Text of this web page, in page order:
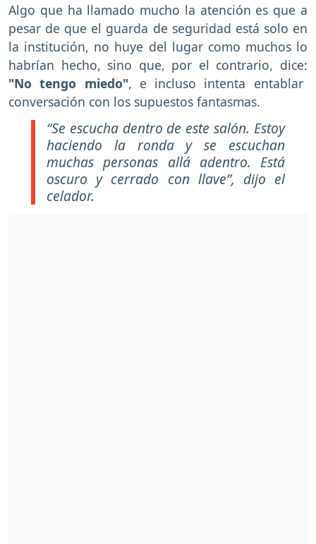
Algo que ha llamado mucho la atención es que a
pesar de que el guarda de seguridad está solo en
la institución, no huye del lugar como muchos lo
habrían hecho, sino que, por el contrario, dice:
"No tengo miedo", e incluso intenta entablar
conversación con los supuestos fantasmas.
“Se escucha dentro de este salón. Estoy
haciendo la ronda y se escuchan
muchas personas allá adentro. Está
oscuro y cerrado con llave”, dijo el
celador.